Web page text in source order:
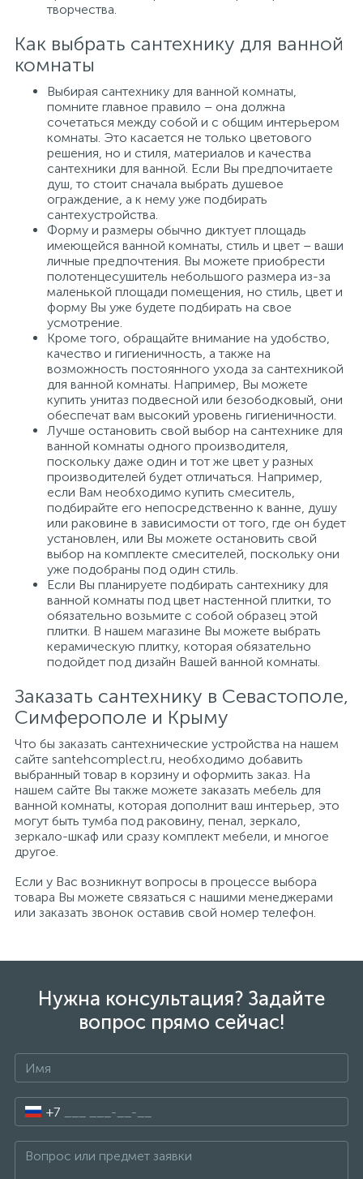
творчества.
Как выбрать сантехнику для ванной
комнаты
Выбирая сантехнику для ванной комнаты,
помните главное правило – она должна
сочетаться между собой и с общим интерьером
комнаты. Это касается не только цветового
решения, но и стиля, материалов и качества
сантехники для ванной. Если Вы предпочитаете
душ, то стоит сначала выбрать душевое
ограждение, а к нему уже подбирать
сантехустройства.
Форму и размеры обычно диктует площадь
имеющейся ванной комнаты, стиль и цвет – ваши
личные предпочтения. Вы можете приобрести
полотенцесушитель небольшого размера из-за
маленькой площади помещения, но стиль, цвет и
форму Вы уже будете подбирать на свое
усмотрение.
Кроме того, обращайте внимание на удобство,
качество и гигиеничность, а также на
возможность постоянного ухода за сантехникой
для ванной комнаты. Например, Вы можете
купить унитаз подвесной или безободковый, они
обеспечат вам высокий уровень гигиеничности.
Лучше остановить свой выбор на сантехнике для
ванной комнаты одного производителя,
поскольку даже один и тот же цвет у разных
производителей будет отличаться. Например,
если Вам необходимо купить смеситель,
подбирайте его непосредственно к ванне, душу
или раковине в зависимости от того, где он будет
установлен, или Вы можете остановить свой
выбор на комплекте смесителей, поскольку они
уже подобраны под один стиль.
Если Вы планируете подбирать сантехнику для
ванной комнаты под цвет настенной плитки, то
обязательно возьмите с собой образец этой
плитки. В нашем магазине Вы можете выбрать
керамическую плитку, которая обязательно
подойдет под дизайн Вашей ванной комнаты.
Заказать сантехнику в Севастополе,
Симферополе и Крыму
Что бы заказать сантехнические устройства на нашем
сайте santehcomplect.ru, необходимо добавить
выбранный товар в корзину и оформить заказ. На
нашем сайте Вы также можете заказать мебель для
ванной комнаты, которая дополнит ваш интерьер, это
могут быть тумба под раковину, пенал, зеркало,
зеркало-шкаф или сразу комплект мебели, и многое
другое.
Если у Вас возникнут вопросы в процессе выбора
товара Вы можете связаться с нашими менеджерами
или заказать звонок оставив свой номер телефон.
Нужна консультация? Задайте
вопрос прямо сейчас!
+7